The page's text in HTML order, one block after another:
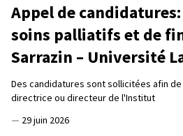
Appel de
soins palliatifs et de
Sarrazin – Université
Des candidatures sont sollicitées afin
directrice ou directeur de l'Institut
— 29 juin 2026